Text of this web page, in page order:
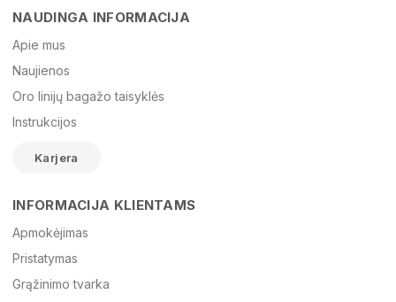
El. paštas
Žinutė
NAUDINGA INFORMACIJA
Apie mus
Naujienos
Oro linijų bagažo taisyklės
Instrukcijos
Karjera
INFORMACIJA KLIENTAMS
Apmokėjimas
Pristatymas
Grąžinimo tvarka